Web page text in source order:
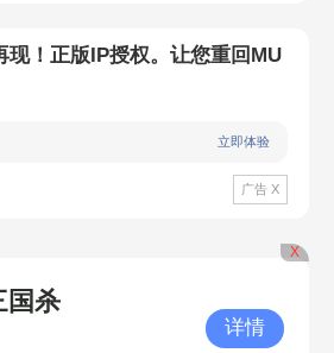
现！正版IP授权。让您重回MU
立即体验
广告 X
X
国杀
详情